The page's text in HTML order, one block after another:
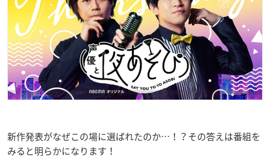
新作発表がなぜこの場に選ばれたのか…！？その答えは番組を
みると明らかになります！